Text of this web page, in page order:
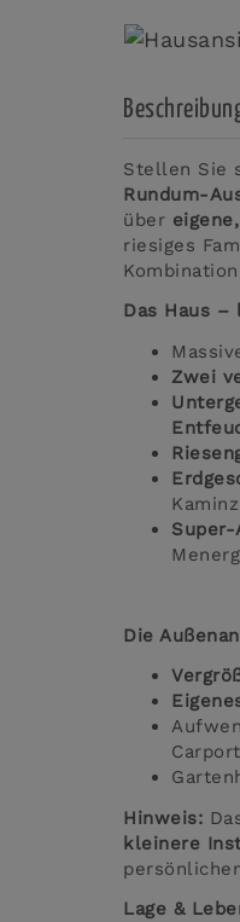
Stellen Sie
Rundum-
über
riesiges
Das Haus –
Zwei
Super-
Die
Carport
Hinweis:
kleinere
Lage &